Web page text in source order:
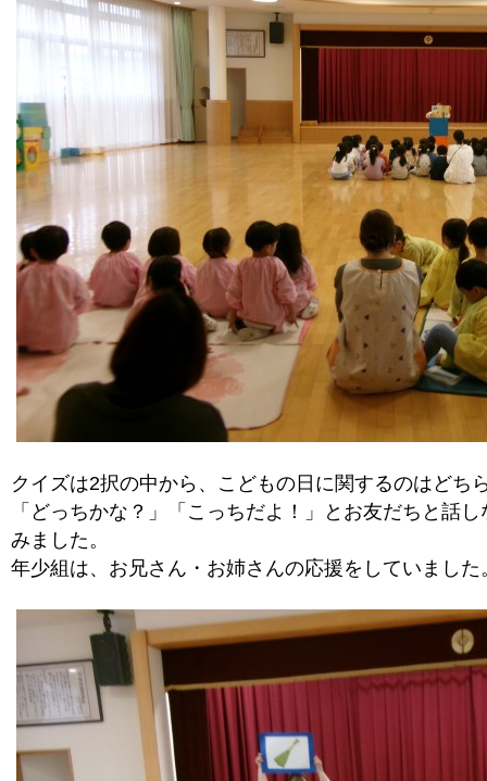
クイズは2択の中から、こどもの日に関するのはどち
「どっちかな？」「こっちだよ！」とお友だちと話
みました。
年少組は、お兄さん・お姉さんの応援をしていました